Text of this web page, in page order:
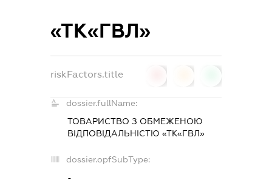
«ТК«ГВЛ»
riskFactors.title
dossier.fullName:
ТОВАРИСТВО З ОБМЕЖЕНОЮ
ВІДПОВІДАЛЬНІСТЮ «ТК«ГВЛ»
dossier.opfSubType:
-